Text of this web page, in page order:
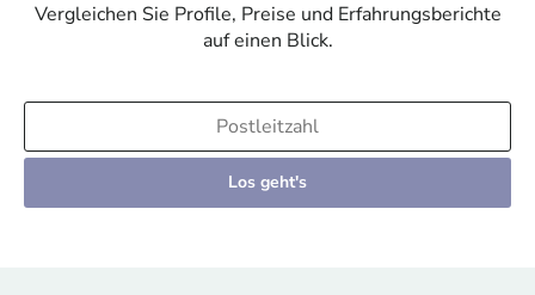
Vergleichen Sie Profile, Preise und Erfahrungsberichte
auf einen Blick.
Los geht's